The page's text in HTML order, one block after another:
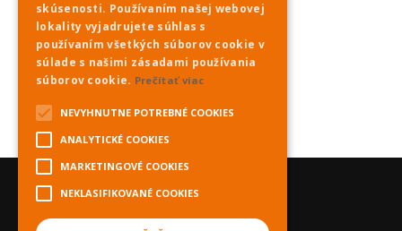
skúsenosti. Používaním našej webovej
lokality vyjadrujete súhlas s
používaním všetkých súborov cookie v
súlade s našimi zásadami používania
súborov cookie. Prečítať viac
NEVYHNUTNE POTREBNÉ COOKIES
ANALYTICKÉ COOKIES
MARKETINGOVÉ COOKIES
NEKLASIFIKOVANÉ COOKIES